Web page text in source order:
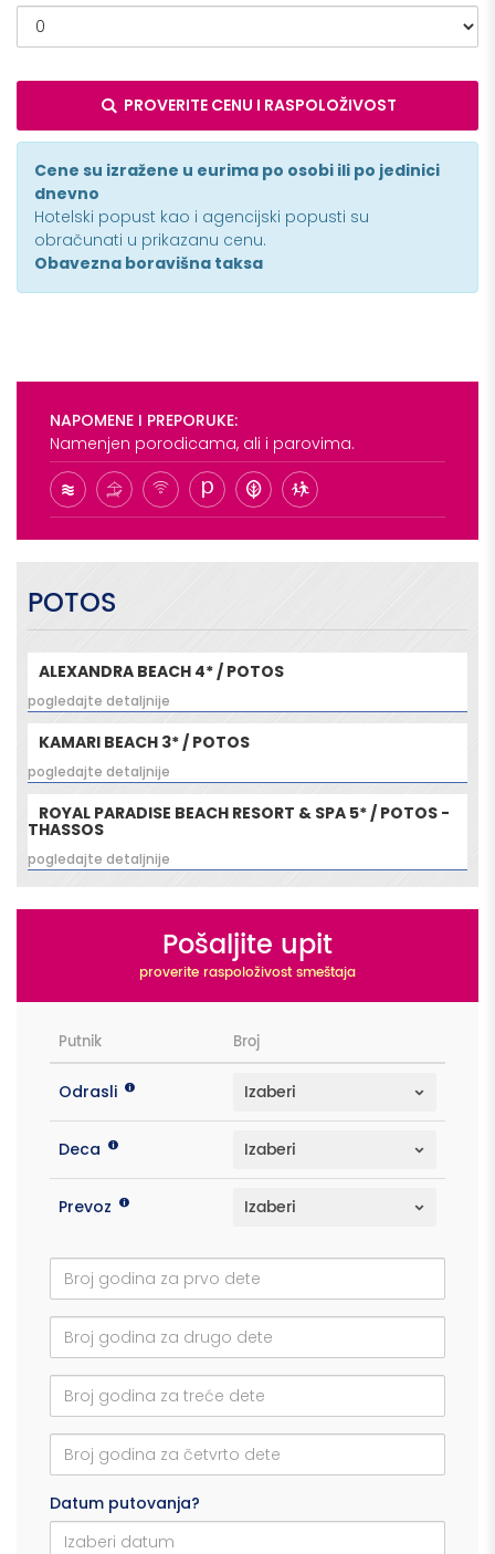
PROVERITE CENU I RASPOLOŽIVOST
Cene su izražene u eurima po osobi ili po jedinici
dnevno
Hotelski popust kao i agencijski popusti su
obračunati u prikazanu cenu.
Obavezna boravišna taksa
NAPOMENE I PREPORUKE:
Namenjen porodicama, ali i parovima.
POTOS
ALEXANDRA BEACH 4* / POTOS
pogledajte detaljnije
KAMARI BEACH 3* / POTOS
pogledajte detaljnije
ROYAL PARADISE BEACH RESORT & SPA 5* / POTOS -
THASSOS
pogledajte detaljnije
Pošaljite upit
proverite raspoloživost smeštaja
Putnik Broj
Odrasli
Deca
Prevoz
Datum putovanja?